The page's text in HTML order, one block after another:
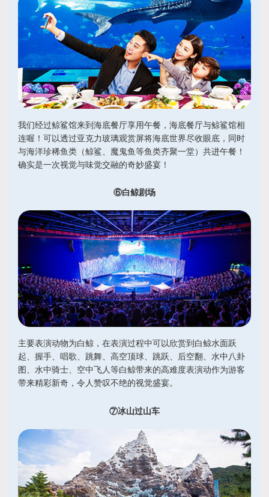
我们经过鲸鲨馆来到海底餐厅享用午餐，海底餐厅与鲸鲨馆相
连喔！可以透过亚克力玻璃观赏屏将海底世界尽收眼底，同时
与海洋珍稀鱼类（鲸鲨、魔鬼鱼等鱼类齐聚一堂）共进午餐！
确实是一次视觉与味觉交融的奇妙盛宴！
⑥白鲸剧场
主要表演动物为白鲸，在表演过程中可以欣赏到白鲸水面跃
起、握手、唱歌、跳舞、高空顶球、跳跃、后空翻、水中八卦
图、水中骑士、空中飞人等白鲸带来的高难度表演动作为游客
带来精彩新奇，令人赞叹不绝的视觉盛宴。
⑦冰山过山车